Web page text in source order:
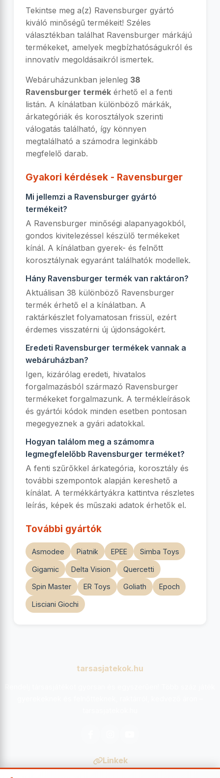
Tekintse meg a(z) Ravensburger gyártó
kiváló minőségű termékeit! Széles
választékban találhat Ravensburger márkájú
termékeket, amelyek megbízhatóságukról és
innovatív megoldásaikról ismertek.
Webáruházunkban jelenleg 38
Ravensburger termék érhető el a fenti
listán. A kínálatban különböző márkák,
árkategóriák és korosztályok szerinti
válogatás található, így könnyen
megtalálható a számodra leginkább
megfelelő darab.
Gyakori kérdések - Ravensburger
Mi jellemzi a Ravensburger gyártó
termékeit?
A Ravensburger minőségi alapanyagokból,
gondos kivitelezéssel készülő termékeket
kínál. A kínálatban gyerek- és felnőtt
korosztálynak egyaránt találhatók modellek.
Hány Ravensburger termék van raktáron?
Aktuálisan 38 különböző Ravensburger
termék érhető el a kínálatban. A
raktárkészlet folyamatosan frissül, ezért
érdemes visszatérni új újdonságokért.
Eredeti Ravensburger termékek vannak a
webáruházban?
Igen, kizárólag eredeti, hivatalos
forgalmazásból származó Ravensburger
termékeket forgalmazunk. A termékleírások
és gyártói kódok minden esetben pontosan
megegyeznek a gyári adatokkal.
Hogyan találom meg a számomra
legmegfelelőbb Ravensburger terméket?
A fenti szűrőkkel árkategória, korosztály és
további szempontok alapján kereshető a
kínálat. A termékkártyákra kattintva részletes
leírás, képek és műszaki adatok érhetők el.
További gyártók
Asmodee Piatnik EPEE Simba Toys
Gigamic Delta Vision Quercetti
Spin Master ER Toys Goliath Epoch
Lisciani Giochi
tarsasjatekok.hu
Linkek